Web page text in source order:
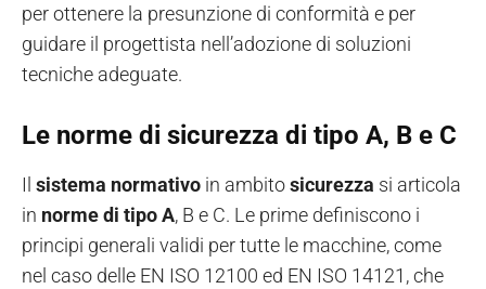
per ottenere la presunzione di conformità e per
guidare il progettista nell’adozione di soluzioni
tecniche adeguate.
Le norme di sicurezza di tipo A, B e C
Il sistema normativo in ambitosicurezza si articola
in norme di tipo A, B e C. Le prime definiscono i
principi generali validi per tutte le macchine, come
nel caso delle EN ISO 12100 ed EN ISO 14121, che